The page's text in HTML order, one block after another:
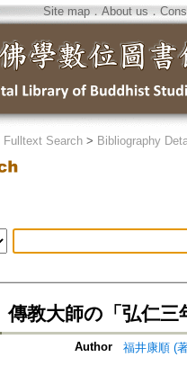
Site map．About us ．
Fulltext Search> Bibliography
傳教大師の「弘仁三
Author
福井康順 (